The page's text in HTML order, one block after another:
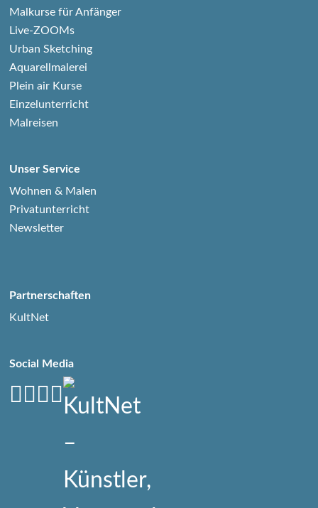
Malkurse für Anfänger
Live-ZOOMs
Urban Sketching
Aquarellmalerei
Plein air Kurse
Einzelunterricht
Malreisen
Unser Service
Wohnen & Malen
Privatunterricht
Newsletter
Partnerschaften
KultNet
Social Media